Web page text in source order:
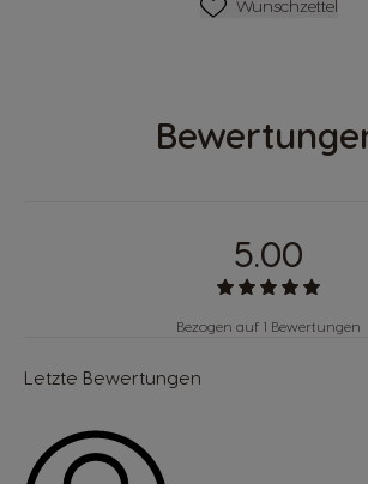
Wunschzettel
5.00
Bezogen auf 1 Bewertungen
Letzte Bewertungen